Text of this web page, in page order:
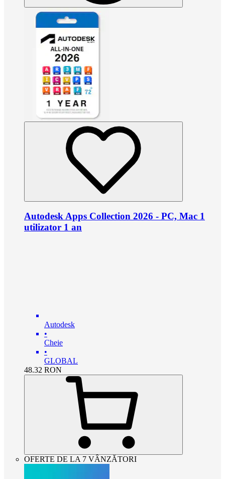
Autodesk Apps Collection 2026 - PC, Mac 1
utilizator 1 an
Autodesk
•
Cheie
•
GLOBAL
48.32 RON
OFERTE DE LA 7 VÂNZĂTORI